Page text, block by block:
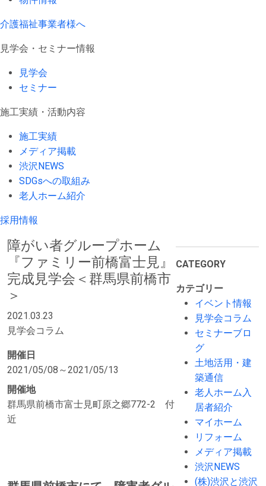
介護福祉事業者様へ
見学会・セミナー情報
見学会
セミナー
施工実績・活動内容
施工実績
メディア掲載
渋沢NEWS
SDGsへの取組み
老人ホーム紹介
採用情報
障がい者グループホーム
『ファミリー前橋富士見』
完成見学会＜群馬県前橋市
＞
2021.03.23
見学会コラム
開催日
2021/05/08～2021/05/13
開催地
群馬県前橋市富士見町原之郷772-2 付
近
CATEGORY
カテゴリー
イベント情報
見学会コラム
セミナーブロ
グ
土地活用・建
築通信
老人ホーム入
居者紹介
マイホーム
リフォーム
メディア掲載
渋沢NEWS
(株)渋沢と渋沢